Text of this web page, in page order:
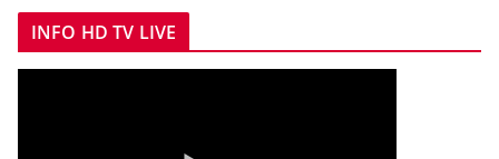
INFO HD TV LIVE